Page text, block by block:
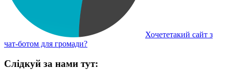
Хочететакий сайт з
чат-ботом для громади?
Слідкуй за нами тут: